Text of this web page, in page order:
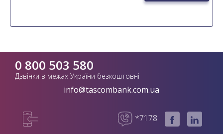
0 800 503 580
Дзвінки в межах України безкоштовні
info@tascombank.com.ua
*7178